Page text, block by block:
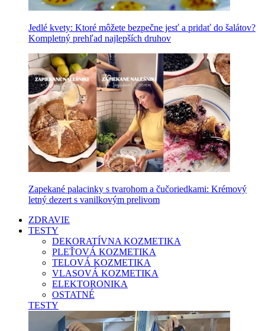
Jedlé kvety: Ktoré môžete bezpečne jesť a pridať do šalátov?
Kompletný prehľad najlepších druhov
Zapekané palacinky s tvarohom a čučoriedkami: Krémový
letný dezert s vanilkovým prelivom
ZDRAVIE
TESTY
DEKORATÍVNA KOZMETIKA
PLEŤOVÁ KOZMETIKA
TELOVÁ KOZMETIKA
VLASOVÁ KOZMETIKA
ELEKTORONIKA
OSTATNÉ
TESTY